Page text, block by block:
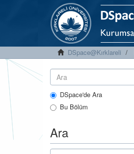
DSpace@Kırklareli
DSpace'de Ara
Bu Bölüm
Ara